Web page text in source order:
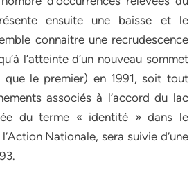
ensuite une baisse et le
connaitre une recrudescence
l’atteinte d’un nouveau sommet
le premier) en 1991, soit tout
associés à l’accord du lac
du terme « identité » dans le
Nationale, sera suivie d’une